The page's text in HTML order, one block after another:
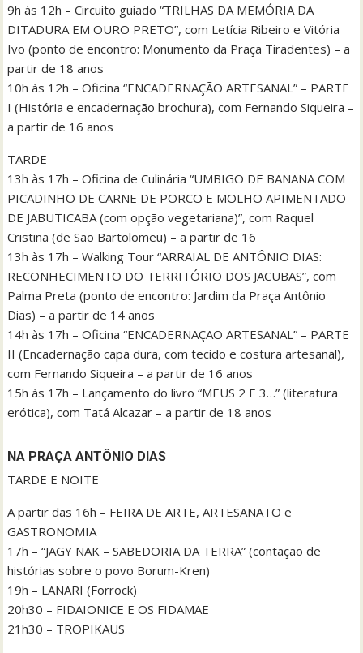
9h às 12h – Circuito guiado “TRILHAS DA MEMÓRIA DA
DITADURA EM OURO PRETO”, com Letícia Ribeiro e Vitória
Ivo (ponto de encontro: Monumento da Praça Tiradentes) – a
partir de 18 anos
10h às 12h – Oficina “ENCADERNAÇÃO ARTESANAL” – PARTE
I (História e encadernação brochura), com Fernando Siqueira –
a partir de 16 anos
TARDE
13h às 17h – Oficina de Culinária “UMBIGO DE BANANA COM
PICADINHO DE CARNE DE PORCO E MOLHO APIMENTADO
DE JABUTICABA (com opção vegetariana)”, com Raquel
Cristina (de São Bartolomeu) – a partir de 16
13h às 17h – Walking Tour “ARRAIAL DE ANTÔNIO DIAS:
RECONHECIMENTO DO TERRITÓRIO DOS JACUBAS”, com
Palma Preta (ponto de encontro: Jardim da Praça Antônio
Dias) – a partir de 14 anos
14h às 17h – Oficina “ENCADERNAÇÃO ARTESANAL” – PARTE
II (Encadernação capa dura, com tecido e costura artesanal),
com Fernando Siqueira – a partir de 16 anos
15h às 17h – Lançamento do livro “MEUS 2 E 3…” (literatura
erótica), com Tatá Alcazar – a partir de 18 anos
NA PRAÇA ANTÔNIO DIAS
TARDE E NOITE
A partir das 16h – FEIRA DE ARTE, ARTESANATO e
GASTRONOMIA
17h – “JAGY NAK – SABEDORIA DA TERRA” (contação de
histórias sobre o povo Borum-Kren)
19h – LANARI (Forrock)
20h30 – FIDAIONICE E OS FIDAMÃE
21h30 – TROPIKAUS